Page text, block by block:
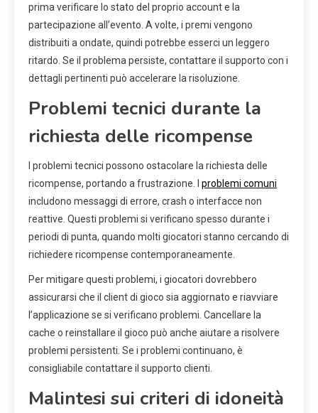
prima verificare lo stato del proprio account e la
partecipazione all’evento. A volte, i premi vengono
distribuiti a ondate, quindi potrebbe esserci un leggero
ritardo. Se il problema persiste, contattare il supporto con i
dettagli pertinenti può accelerare la risoluzione.
Problemi tecnici durante la
richiesta delle ricompense
I problemi tecnici possono ostacolare la richiesta delle
ricompense, portando a frustrazione. I problemi comuni
includono messaggi di errore, crash o interfacce non
reattive. Questi problemi si verificano spesso durante i
periodi di punta, quando molti giocatori stanno cercando di
richiedere ricompense contemporaneamente.
Per mitigare questi problemi, i giocatori dovrebbero
assicurarsi che il client di gioco sia aggiornato e riavviare
l’applicazione se si verificano problemi. Cancellare la
cache o reinstallare il gioco può anche aiutare a risolvere
problemi persistenti. Se i problemi continuano, è
consigliabile contattare il supporto clienti.
Malintesi sui criteri di idoneità